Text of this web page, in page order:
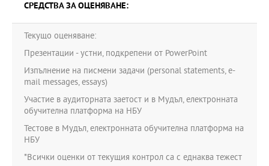
СРЕДСТВА ЗА ОЦЕНЯВАНЕ:
Текущо оценяване:
Презентации - устни, подкрепени от PowerPoint
Изпълнение на писмени задачи (personal statements, e-
mail messages, essays)
Участие в аудиторната заетост и в Мудъл, електронната
обучителна платформа на НБУ
Тестове в Мудъл, електронната обучителна платформа на
НБУ
*Всички оценки от текущия контрол са с еднаква тежест